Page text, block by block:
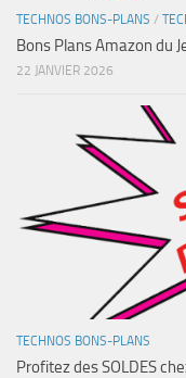
TECHNOS BONS-PLANS /
Bons Plans Amazon du
22 JANVIER 2026
TECHNOS BONS-PLANS
Profitez des SOLDES